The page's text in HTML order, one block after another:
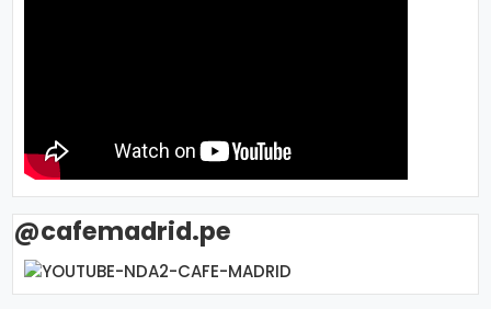
@cafemadrid.pe